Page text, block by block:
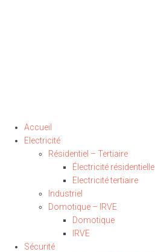
Accueil
Electricité
Résidentiel – Tertiaire
Électricité résidentielle
Electricité tertiaire
Industriel
Domotique – IRVE
Domotique
IRVE
Sécurité